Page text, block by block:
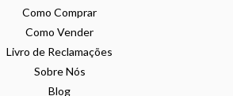
Como Comprar
Como Vender
Livro de Reclamações
Sobre Nós
Blog